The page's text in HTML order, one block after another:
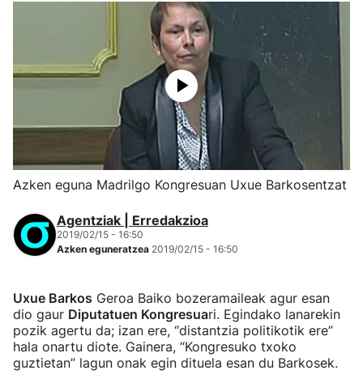
Azken eguna Madrilgo Kongresuan Uxue Barkosentzat
Agentziak | Erredakzioa
2019/02/15 - 16:50
Azken eguneratzea 2019/02/15 - 16:50
Uxue Barkos Geroa Baiko bozeramaileak agur esan
dio gaur Diputatuen Kongresuari. Egindako lanarekin
pozik agertu da; izan ere, “distantzia politikotik ere”
hala onartu diote. Gainera, “Kongresuko txoko
guztietan” lagun onak egin dituela esan du Barkosek.